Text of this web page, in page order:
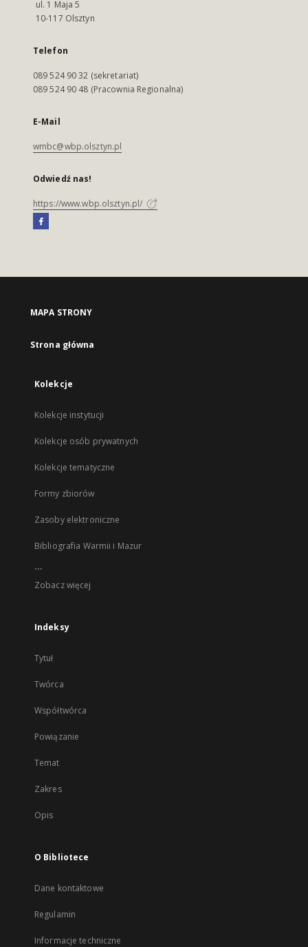
ul. 1 Maja 5
10-117 Olsztyn
Telefon
089 524 90 32 (sekretariat)
089 524 90 48 (Pracownia Regionalna)
E-Mail
wmbc@wbp.olsztyn.pl
Odwiedź nas!
https://www.wbp.olsztyn.pl/
MAPA STRONY
Strona główna
Kolekcje
Kolekcje instytucji
Kolekcje osób prywatnych
Kolekcje tematyczne
Formy zbiorów
Zasoby elektroniczne
Bibliografia Warmii i Mazur
...
Zobacz więcej
Indeksy
Tytuł
Twórca
Współtwórca
Powiązanie
Temat
Zakres
Opis
O Bibliotece
Dane kontaktowe
Regulamin
Informacje techniczne